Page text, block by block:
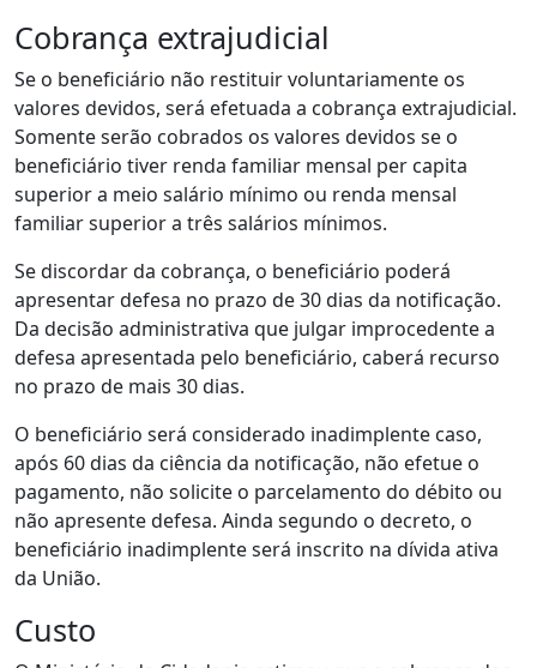
Cobrança extrajudicial
Se o beneficiário não restituir voluntariamente os
valores devidos, será efetuada a cobrança extrajudicial.
Somente serão cobrados os valores devidos se o
beneficiário tiver renda familiar mensal per capita
superior a meio salário mínimo ou renda mensal
familiar superior a três salários mínimos.
Se discordar da cobrança, o beneficiário poderá
apresentar defesa no prazo de 30 dias da notificação.
Da decisão administrativa que julgar improcedente a
defesa apresentada pelo beneficiário, caberá recurso
no prazo de mais 30 dias.
O beneficiário será considerado inadimplente caso,
após 60 dias da ciência da notificação, não efetue o
pagamento, não solicite o parcelamento do débito ou
não apresente defesa. Ainda segundo o decreto, o
beneficiário inadimplente será inscrito na dívida ativa
da União.
Custo